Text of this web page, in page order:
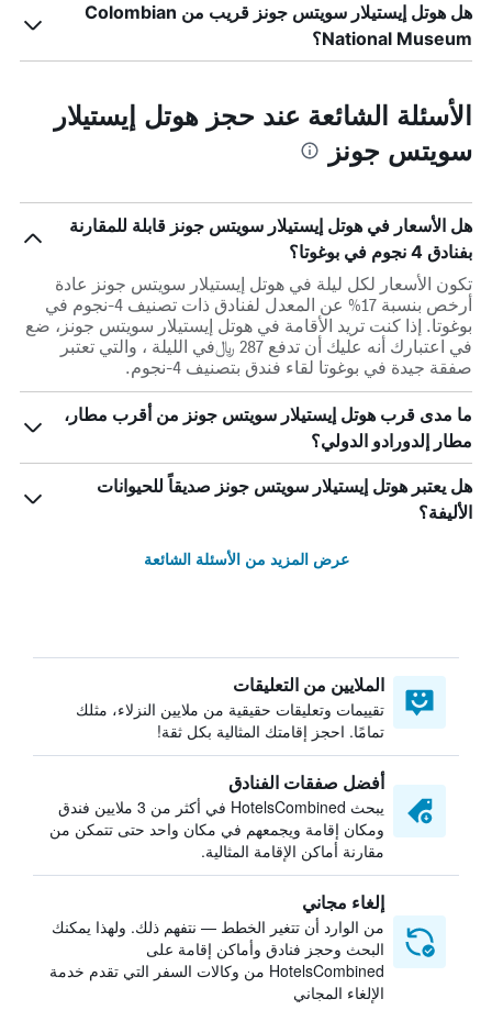
هل هوتل إيستيلار سويتس جونز قريب من Colombian
National Museum؟
الأسئلة الشائعة عند حجز هوتل إيستيلار
سويتس جونز
هل الأسعار في هوتل إيستيلار سويتس جونز قابلة للمقارنة
بفنادق 4 نجوم في بوغوتا؟
تكون الأسعار لكل ليلة في هوتل إيستيلار سويتس جونز عادة
أرخص بنسبة 17% عن المعدل لفنادق ذات تصنيف 4-نجوم في
بوغوتا. إذا كنت تريد الأقامة في هوتل إيستيلار سويتس جونز، ضع
في اعتبارك أنه عليك أن تدفع 287 ﷼في الليلة ، والتي تعتبر
صفقة جيدة في بوغوتا لقاء فندق بتصنيف 4-نجوم.
ما مدى قرب هوتل إيستيلار سويتس جونز من أقرب مطار،
مطار إلدورادو الدولي؟
هل يعتبر هوتل إيستيلار سويتس جونز صديقاً للحيوانات
الأليفة؟
عرض المزيد من الأسئلة الشائعة
الملايين من التعليقات
تقييمات وتعليقات حقيقية من ملايين النزلاء، مثلك
تمامًا. احجز إقامتك المثالية بكل ثقة!
أفضل صفقات الفنادق
يبحث HotelsCombined في أكثر من 3 ملايين فندق
ومكان إقامة ويجمعهم في مكان واحد حتى تتمكن من
مقارنة أماكن الإقامة المثالية.
إلغاء مجاني
من الوارد أن تتغير الخطط — نتفهم ذلك. ولهذا يمكنك
البحث وحجز فنادق وأماكن إقامة على
HotelsCombined من وكالات السفر التي تقدم خدمة
الإلغاء المجاني